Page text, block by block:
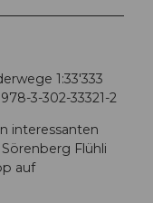
1:33'333
3-302-33321-2
interessanten
Flühli
auf